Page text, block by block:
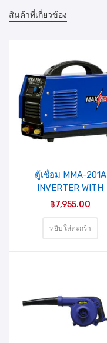
สินค้าที่เกี่ยวข้อง
สินค้าที่
ตู้เชื่อม MMA-201A
INVERTER WITH
ACCESSORIES (MAX
฿7,955.00
หยิบใส่ตะกร้า